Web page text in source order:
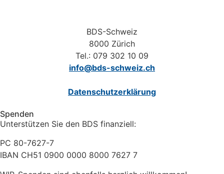
BDS-Schweiz
8000 Zürich
Tel.: 079 302 10 09
info@bds-schweiz.ch
Datenschutzerklärung
Spenden
Unterstützen Sie den BDS finanziell:
PC 80-7627-7
IBAN CH51 0900 0000 8000 7627 7